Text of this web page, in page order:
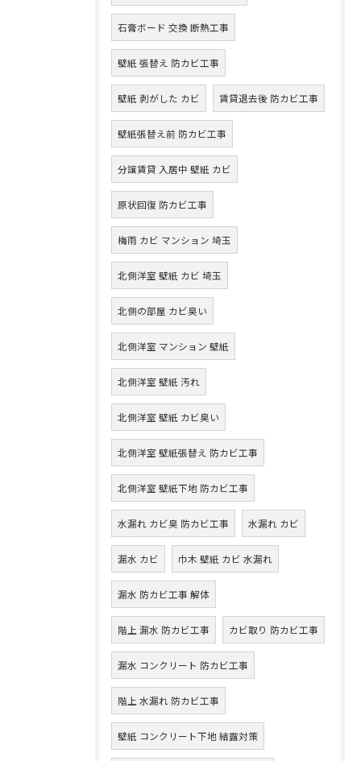
石膏ボード 交換 断熱工事
壁紙 張替え 防カビ工事
壁紙 剥がした カビ 賃貸退去後 防カビ工事
壁紙張替え前 防カビ工事
分譲賃貸 入居中 壁紙 カビ
原状回復 防カビ工事
梅雨 カビ マンション 埼玉
北側洋室 壁紙 カビ 埼玉
北側の部屋 カビ臭い
北側洋室 マンション 壁紙
北側洋室 壁紙 汚れ
北側洋室 壁紙 カビ臭い
北側洋室 壁紙張替え 防カビ工事
北側洋室 壁紙下地 防カビ工事
水漏れ カビ臭 防カビ工事 水漏れ カビ
漏水 カビ 巾木 壁紙 カビ 水漏れ
漏水 防カビ工事 解体
階上 漏水 防カビ工事 カビ取り 防カビ工事
漏水 コンクリート 防カビ工事
階上 水漏れ 防カビ工事
壁紙 コンクリート下地 結露対策